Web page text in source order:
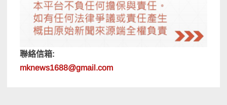
聯絡信箱:
mknews1688@gmail.com